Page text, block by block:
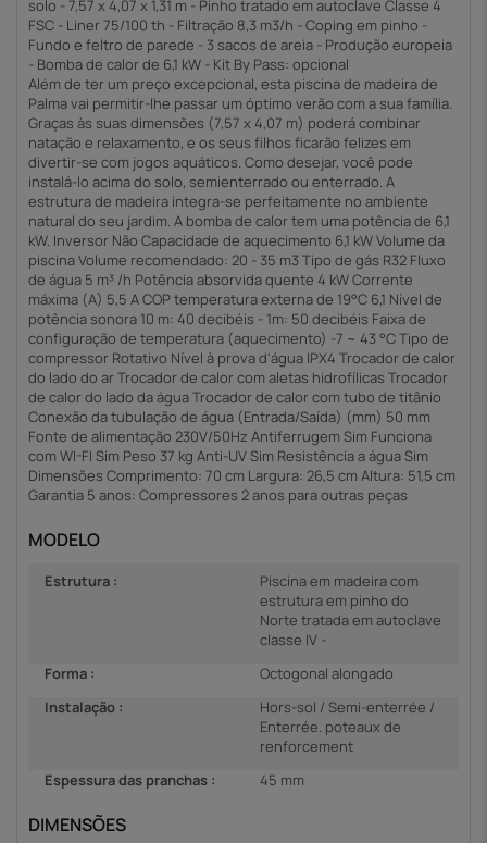
solo - 7,57 x 4,07 x 1,31 m - Pinho tratado em autoclave Classe 4
FSC - Liner 75/100 th - Filtração 8,3 m3/h - Coping em pinho -
Fundo e feltro de parede - 3 sacos de areia - Produção europeia
- Bomba de calor de 6,1 kW - Kit By Pass: opcional
Além de ter um preço excepcional, esta piscina de madeira de
Palma vai permitir-lhe passar um óptimo verão com a sua família.
Graças às suas dimensões (7,57 x 4,07 m) poderá combinar
natação e relaxamento, e os seus filhos ficarão felizes em
divertir-se com jogos aquáticos. Como desejar, você pode
instalá-lo acima do solo, semienterrado ou enterrado. A
estrutura de madeira integra-se perfeitamente no ambiente
natural do seu jardim. A bomba de calor tem uma potência de 6,1
kW. Inversor Não Capacidade de aquecimento 6,1 kW Volume da
piscina Volume recomendado: 20 - 35 m3 Tipo de gás R32 Fluxo
de água 5 m³ /h Potência absorvida quente 4 kW Corrente
máxima (A) 5,5 A COP temperatura externa de 19°C 6,1 Nível de
potência sonora 10 m: 40 decibéis - 1m: 50 decibéis Faixa de
configuração de temperatura (aquecimento) -7 ~ 43 °C Tipo de
compressor Rotativo Nível à prova d'água lPX4 Trocador de calor
do lado do ar Trocador de calor com aletas hidrofílicas Trocador
de calor do lado da água Trocador de calor com tubo de titânio
Conexão da tubulação de água (Entrada/Saída) (mm) 50 mm
Fonte de alimentação 230V/50Hz Antiferrugem Sim Funciona
com WI-FI Sim Peso 37 kg Anti-UV Sim Resistência a água Sim
Dimensões Comprimento: 70 cm Largura: 26,5 cm Altura: 51,5 cm
Garantia 5 anos: Compressores 2 anos para outras peças
MODELO
Estrutura :
Piscina em madeira com
estrutura em pinho do
Norte tratada em autoclave
classe IV -
Forma :
Octogonal alongado
Instalação :
Hors-sol / Semi-enterrée /
Enterrée. poteaux de
renforcement
Espessura das pranchas :
45 mm
DIMENSÕES